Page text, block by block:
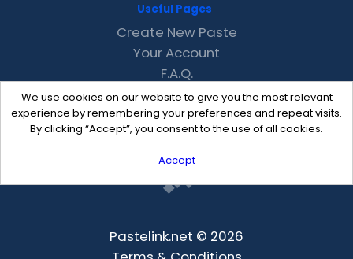
We use cookies on our website to give you the most relevant
experience by remembering your preferences and repeat visits.
By clicking “Accept”, you consent to the use of all cookies.
Accept
Useful Pages
Create New Paste
Your Account
F.A.Q.
Recent
Contact
Pastelink.net © 2026